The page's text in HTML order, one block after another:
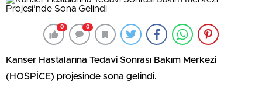
0 0
Kanser Hastalarına Tedavi Sonrası Bakım Merkezi
(HOSPİCE) projesinde sona gelindi.